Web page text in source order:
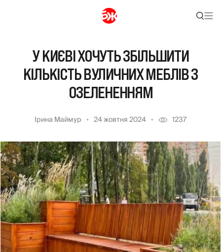
У КИЄВІ ХОЧУТЬ ЗБІЛЬШИТИ
КІЛЬКІСТЬ ВУЛИЧНИХ МЕБЛІВ З
ОЗЕЛЕНЕННЯМ
Ірина Маймур 24 жовтня 2024 1237